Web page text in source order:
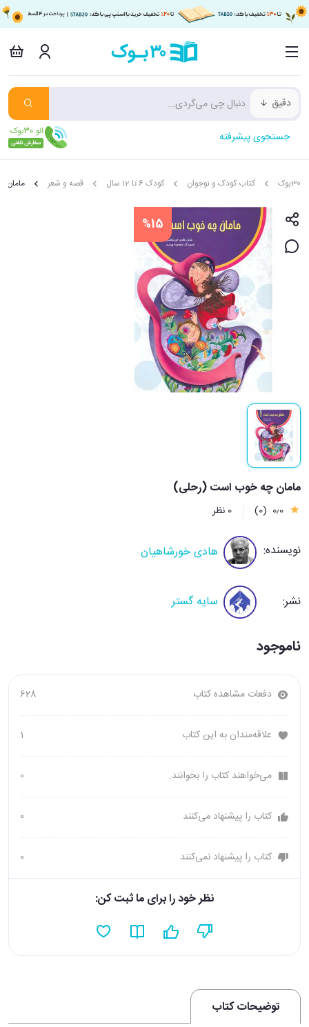
دقیق
جستجوی پیشرفته
30بوک کتاب کودک و نوجوان کودک 6 تا 12 سال قصه و شعر
%15
مامان چه خوب است (رحلی)
0٫0 (0) 0 نظر
نویسنده: هادی خورشاهیان
نشر: سایه گستر
ناموجود
دفعات مشاهده کتاب 628
علاقه‌مندان به این کتاب 1
می‌خواهند کتاب را بخوانند. 0
کتاب را پیشنهاد می‌کنند 0
کتاب را پیشنهاد نمی‌کنند 0
نظر خود را برای ما ثبت کن:
توضیحات کتاب